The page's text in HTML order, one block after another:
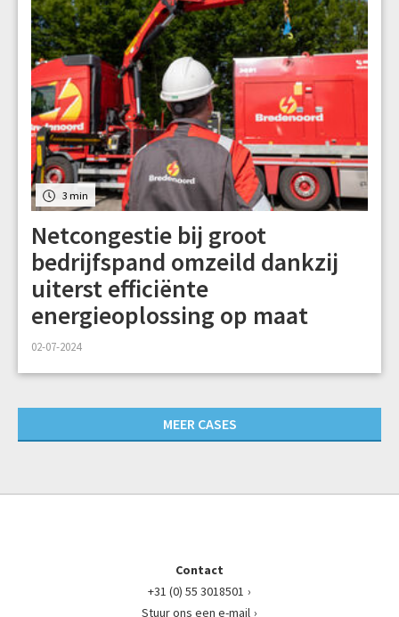
3 min
Netcongestie bij groot
bedrijfspand omzeild dankzij
uiterst efficiënte
energieoplossing op maat
02-07-2024
MEER CASES
Contact
+31 (0) 55 3018501
Stuur ons een e-mail